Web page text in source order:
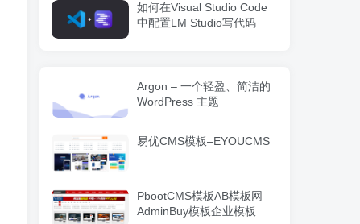
如何在Visual Studio Code
中配置LM Studio写代码
Argon – 一个轻盈、简洁的
WordPress 主题
易优CMS模板–EYOUCMS
PbootCMS模板AB模板网
AdminBuy模板企业模板